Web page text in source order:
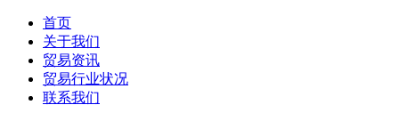
首页
关于我们
贸易资讯
贸易行业状况
联系我们